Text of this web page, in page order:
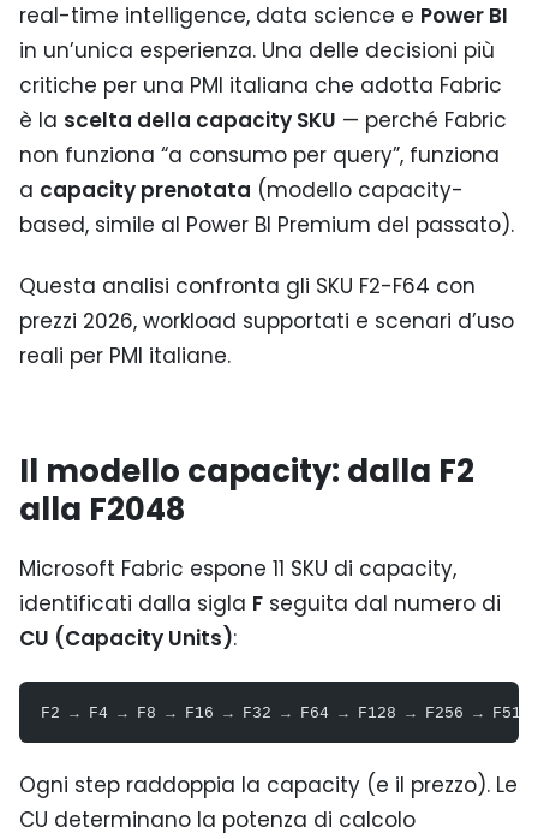
real-time intelligence, data science e Power BI
in un’unica esperienza. Una delle decisioni più
critiche per una PMI italiana che adotta Fabric
è la scelta della capacity SKU — perché Fabric
non funziona “a consumo per query”, funziona
a capacity prenotata (modello capacity-
based, simile al Power BI Premium del passato).
Questa analisi confronta gli SKU F2-F64 con
prezzi 2026, workload supportati e scenari d’uso
reali per PMI italiane.
Il modello capacity: dalla F2
alla F2048
Microsoft Fabric espone 11 SKU di capacity,
identificati dalla sigla F seguita dal numero di
CU (Capacity Units):
F2 → F4 → F8 → F16 → F32 → F64 → F128 → F256 → F512
Ogni step raddoppia la capacity (e il prezzo). Le
CU determinano la potenza di calcolo